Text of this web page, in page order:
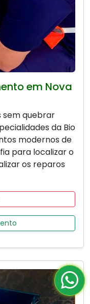
em Nova
sem quebrar
da Bio
modernos de
para localizar o
os reparos